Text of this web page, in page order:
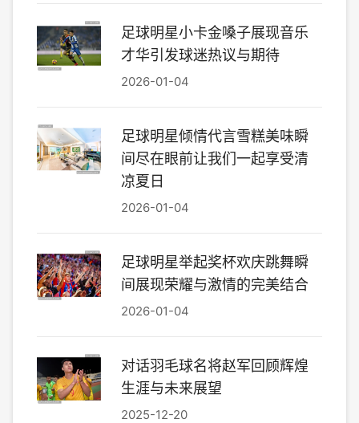
足球明星小卡金嗓子展现音乐
才华引发球迷热议与期待
2026-01-04
足球明星倾情代言雪糕美味瞬
间尽在眼前让我们一起享受清
凉夏日
2026-01-04
足球明星举起奖杯欢庆跳舞瞬
间展现荣耀与激情的完美结合
2026-01-04
对话羽毛球名将赵军回顾辉煌
生涯与未来展望
2025-12-20